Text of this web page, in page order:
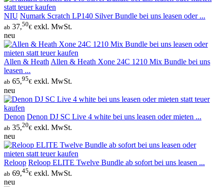
NIU Numark Scratch LP140 Silver Bundle bei uns leasen oder ...
ab 37,50€ exkl. MwSt.
neu
Allen & Heath Allen & Heath Xone 24C 1210 Mix Bundle bei uns
leasen ...
ab 65,95€ exkl. MwSt.
neu
Denon Denon DJ SC Live 4 white bei uns leasen oder mieten ...
ab 35,20€ exkl. MwSt.
neu
Reloop Reloop ELITE Twelve Bundle ab sofort bei uns leasen ...
ab 69,45€ exkl. MwSt.
neu